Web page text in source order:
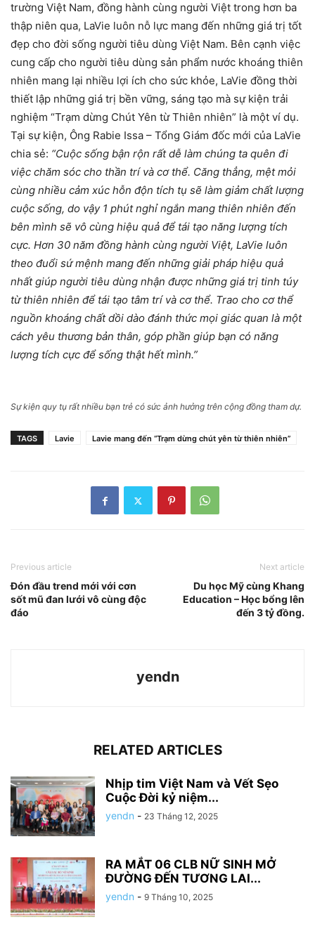
trường Việt Nam, đồng hành cùng người Việt trong hơn ba
thập niên qua, LaVie luôn nỗ lực mang đến những giá trị tốt
đẹp cho đời sống người tiêu dùng Việt Nam. Bên cạnh việc
cung cấp cho người tiêu dùng sản phẩm nước khoáng thiên
nhiên mang lại nhiều lợi ích cho sức khỏe, LaVie đồng thời
thiết lập những giá trị bền vững, sáng tạo mà sự kiện trải
nghiệm “Trạm dừng Chút Yên từ Thiên nhiên” là một ví dụ.
Tại sự kiện, Ông Rabie Issa – Tổng Giám đốc mới của LaVie
chia sẻ: “Cuộc sống bận rộn rất dễ làm chúng ta quên đi
việc chăm sóc cho thần trí và cơ thể. Căng thẳng, mệt mỏi
cùng nhiều cảm xúc hỗn độn tích tụ sẽ làm giảm chất lượng
cuộc sống, do vậy 1 phút nghỉ ngắn mang thiên nhiên đến
bên mình sẽ vô cùng hiệu quả để tái tạo năng lượng tích
cực. Hơn 30 năm đồng hành cùng người Việt, LaVie luôn
theo đuổi sứ mệnh mang đến những giải pháp hiệu quả
nhất giúp người tiêu dùng nhận được những giá trị tinh túy
từ thiên nhiên để tái tạo tâm trí và cơ thể. Trao cho cơ thể
nguồn khoáng chất dồi dào đánh thức mọi giác quan là một
cách yêu thương bản thân, góp phần giúp bạn có năng
lượng tích cực để sống thật hết mình.”
Sự kiện quy tụ rất nhiều bạn trẻ có sức ảnh hưởng trên cộng đồng tham dự.
TAGS Lavie Lavie mang đến “Trạm dừng chút yên từ thiên nhiên”
Previous article
Đón đầu trend mới với cơn
sốt mũ đan lưới vô cùng độc
đáo
Next article
Du học Mỹ cùng Khang
Education – Học bổng lên
đến 3 tỷ đồng.
yendn
RELATED ARTICLES
Nhịp tim Việt Nam và Vết Sẹo
Cuộc Đời kỷ niệm...
yendn - 23 Tháng 12, 2025
RA MẮT 06 CLB NỮ SINH MỞ
ĐƯỜNG ĐẾN TƯƠNG LAI...
yendn - 9 Tháng 10, 2025